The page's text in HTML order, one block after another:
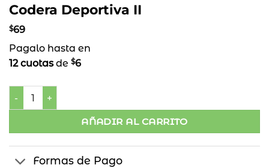
Codera Deportiva II
$69
Pagalo hasta en
12 cuotasde $6
Codera Deportiva II cantidad
AÑADIR AL CARRITO
Formas de Pago